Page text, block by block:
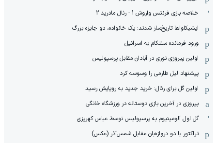
خلاصه بازی فرنتس واروش 1 - رئال مادرید 2
ایشیکاوا‌ها تاریخ‌ساز شدند: یک خانواده، دو جایزه بزرگ
ورود فرمانده سنتکام به اسرائیل
اولین پیروزی نوری در آبادان مقابل پرسپولیس
پیشنهاد لیل طارمی را وسوسه کرد
اولین گل برای رئال: خرید جدید به رویایش رسید
پیروزی در آخرین بازی دوستانه در ورزشگاه خانگی
گل اول آلومینیوم به پرسپولیس توسط عباس کهریزی
تراکتور با دو دروازه‌بان مقابل شمس‌آذر (عکس)